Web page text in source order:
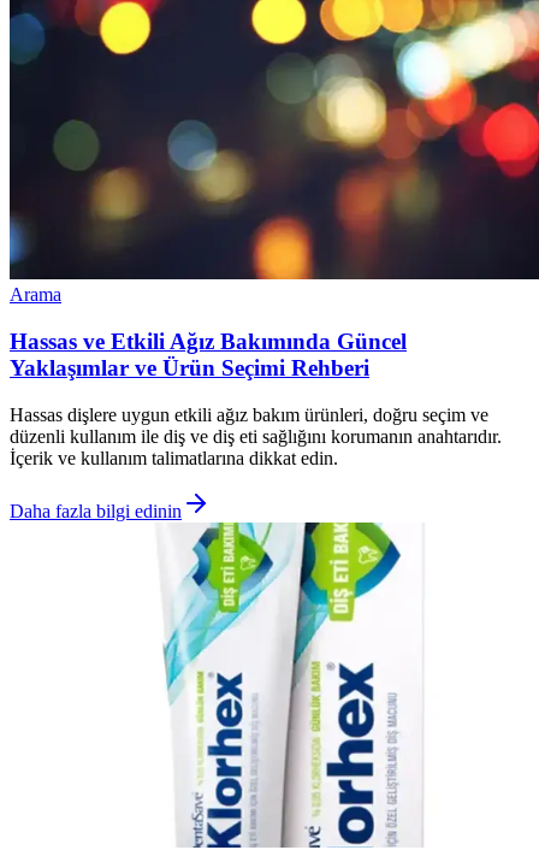
Arama
Hassas ve Etkili Ağız Bakımında Güncel
Yaklaşımlar ve Ürün Seçimi Rehberi
Hassas dişlere uygun etkili ağız bakım ürünleri, doğru seçim ve
düzenli kullanım ile diş ve diş eti sağlığını korumanın anahtarıdır.
İçerik ve kullanım talimatlarına dikkat edin.
Daha fazla bilgi edinin